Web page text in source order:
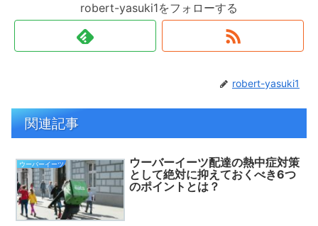
robert-yasuki1をフォローする
robert-yasuki1
関連記事
ウーバーイーツ
ウーバーイーツ配達の熱中症対策
として絶対に抑えておくべき6つ
のポイントとは？